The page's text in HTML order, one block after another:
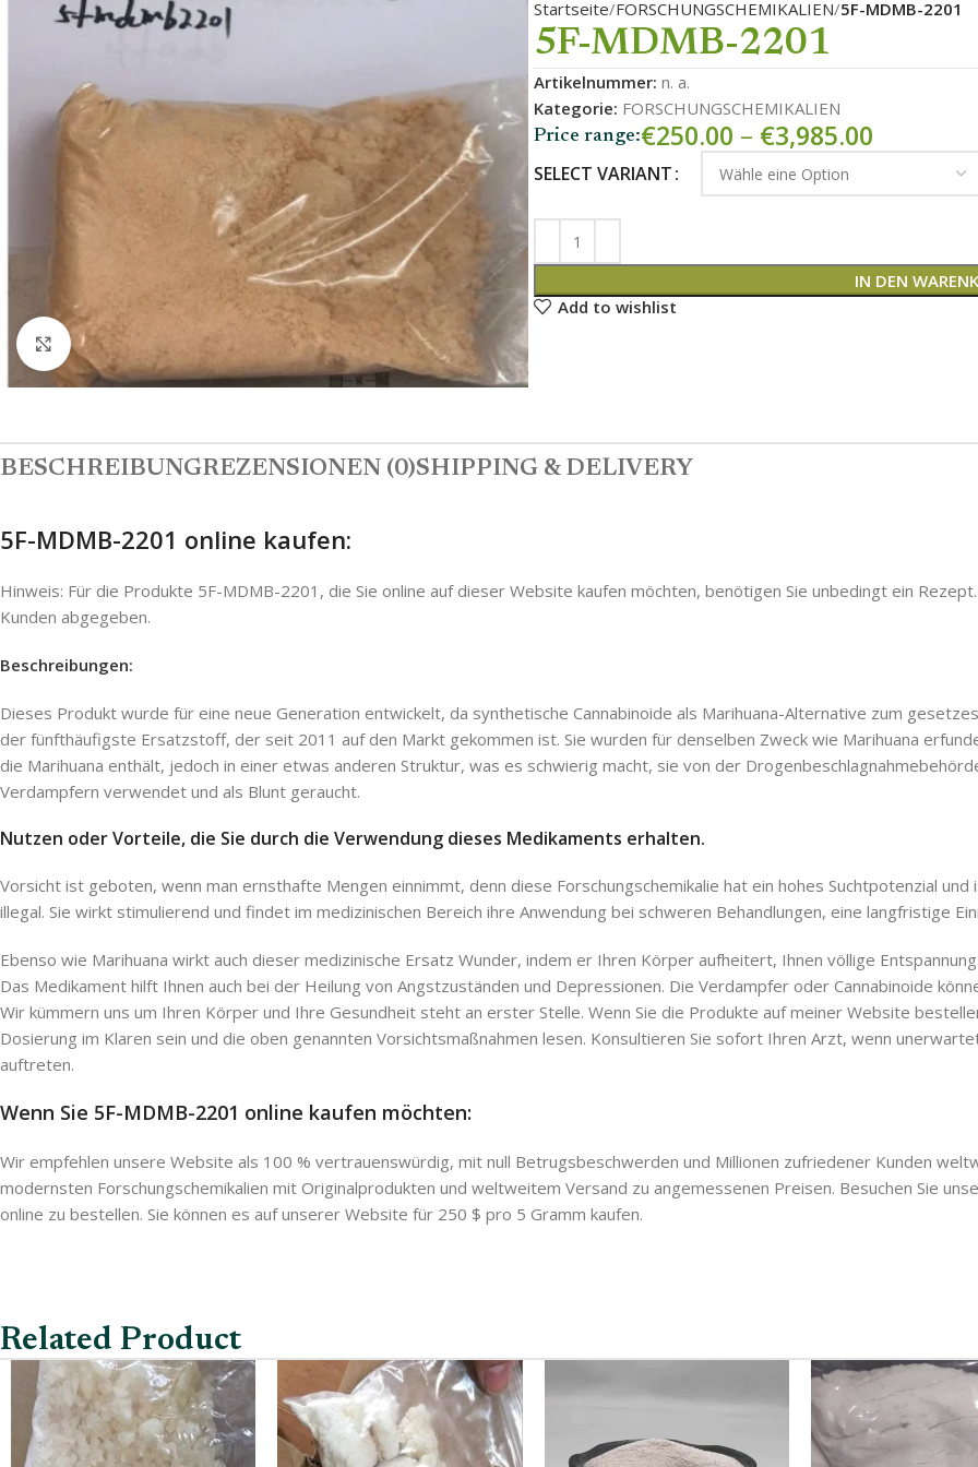
Click to enlarge
Startseite FORSCHUNGSCHEMIKALIEN 5F-MDMB-2201
5F-MDMB-2201
Artikelnummer: n. a.
Kategorie: FORSCHUNGSCHEMIKALIEN
Price range:€250.00 – €3,985.00
SELECT VARIANT
IN DEN
Add to wishlist
BESCHREIBUNGREZENSIONEN (0)SHIPPING & DELIVERY
5F-MDMB-2201 online kaufen:
Hinweis: Für die Produkte 5F-MDMB-2201, die Sie online auf dieser Website kaufen möchten, benötigen Sie unbedingt ein
Kunden abgegeben.
Beschreibungen:
Dieses Produkt wurde für eine neue Generation entwickelt, da synthetische Cannabinoide als Marihuana-Alternative zum
der fünfthäufigste Ersatzstoff, der seit 2011 auf den Markt gekommen ist. Sie wurden für denselben Zweck wie Marihuana
die Marihuana enthält, jedoch in einer etwas anderen Struktur, was es schwierig macht, sie von der
Verdampfern verwendet und als Blunt geraucht.
Nutzen oder Vorteile, die Sie durch die Verwendung dieses Medikaments erhalten.
Vorsicht ist geboten, wenn man ernsthafte Mengen einnimmt, denn diese Forschungschemikalie hat ein hohes Suchtpotenzial
illegal. Sie wirkt stimulierend und findet im medizinischen Bereich ihre Anwendung bei schweren Behandlungen, eine langfristige
Ebenso wie Marihuana wirkt auch dieser medizinische Ersatz Wunder, indem er Ihren Körper aufheitert, Ihnen völlige
Das Medikament hilft Ihnen auch bei der Heilung von Angstzuständen und Depressionen. Die Verdampfer oder Cannabinoide
Wir kümmern uns um Ihren Körper und Ihre Gesundheit steht an erster Stelle. Wenn Sie die Produkte auf meiner Website
Dosierung im Klaren sein und die oben genannten Vorsichtsmaßnahmen lesen. Konsultieren Sie sofort Ihren Arzt, wenn
auftreten.
Wenn Sie 5F-MDMB-2201 online kaufen möchten:
Wir empfehlen unsere Website als 100 % vertrauenswürdig, mit null Betrugsbeschwerden und Millionen zufriedener Kunden
modernsten Forschungschemikalien mit Originalprodukten und weltweitem Versand zu angemessenen Preisen. Besuchen Sie
online zu bestellen. Sie können es auf unserer Website für 250 $ pro 5 Gramm kaufen.
Related Product